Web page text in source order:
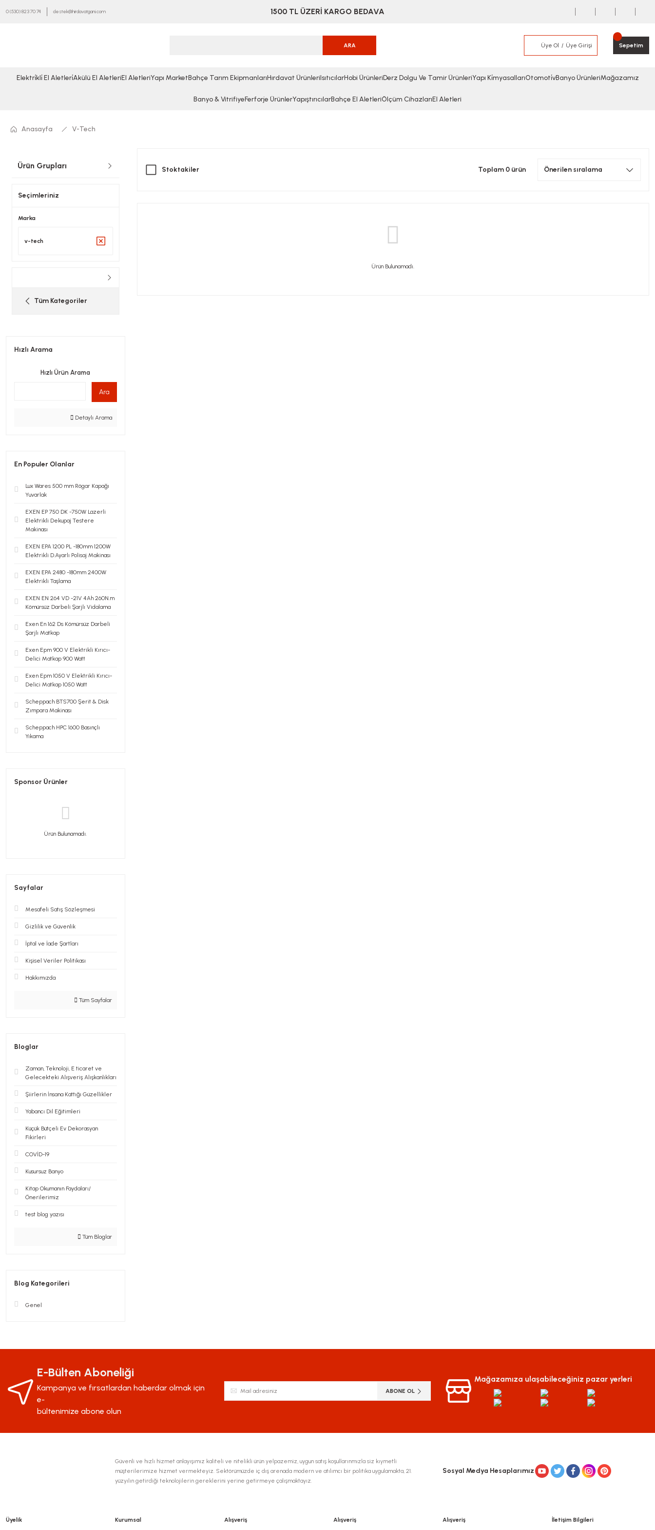
0 (530) 823 70 74 destek@hirdavatgani.com 1500 TL ÜZERİ KARGO BEDAVA
ARA Üye Ol Üye Girişi Sepetim
Elektri̇kli̇ El Aletleri̇Akülü El AletleriEl AletleriYapı MarketBahçe Tarım EkipmanlarıHırdavat ÜrünleriIsıtıcılarHobi ÜrünleriDerz Dolgu Ve Tamir ÜrünleriYapı Ki̇myasallarıOtomoti̇vBanyo ÜrünleriMağazamız
Banyo & VitrifiyeFerforje ÜrünlerYapıştırıcılarBahçe El AletleriÖlçüm CihazlarıEl Aletleri
Anasayfa V-Tech
Ürün Grupları
Seçimleriniz
Marka
v-tech
Tüm Kategoriler
Hızlı Arama
Hızlı Ürün Arama
Ara
Detaylı Arama
En Populer Olanlar
Lux Wares 500 mm Rögar Kapağı
Yuvarlak
EXEN EP 750 DK -750W Lazerli
Elektrikli Dekupaj Testere
Makinası
EXEN EPA 1200 PL -180mm 1200W
Elektrikli D.Ayarlı Polisaj Makinası
EXEN EPA 2480 -180mm 2400W
Elektrikli Taşlama
EXEN EN 264 VD -21V 4Ah 260N.m
Kömürsüz Darbeli Şarjlı Vidalama
Exen En 162 Ds Kömürsüz Darbeli
Şarjlı Matkap
Exen Epm 900 V Elektrikli Kırıcı-
Delici Matkap 900 Watt
Exen Epm 1050 V Elektrikli Kırıcı-
Delici Matkap 1050 Watt
Scheppach BTS700 Şerit & Disk
Zımpara Makinası
Scheppach HPC 1600 Basınçlı
Yıkama
Sponsor Ürünler
Ürün Bulunamadı.
Sayfalar
Mesafeli Satış Sözleşmesi
Gizlilik ve Güvenlik
İptal ve İade Şartları
Kişisel Veriler Politikası
Hakkımızda
Tüm Sayfalar
Bloglar
Zaman, Teknoloji, E ticaret ve
Gelecekteki Alışveriş Alışkanlıkları
Şiirlerin İnsana Kattığı Güzellikler
Yabancı Dil Eğitimleri
Küçük Bütçeli Ev Dekorasyan
Fikirleri
COVİD-19
Kusursuz Banyo
Kitap Okumanın Faydaları/
Önerilerimiz
test blog yazısı
Tüm Bloglar
Blog Kategorileri
Genel
Stoktakiler Toplam 0 ürün
Ürün Bulunamadı.
E-Bülten Aboneliği
Kampanya ve fırsatlardan haberdar olmak için
e-
bültenimize abone olun
ABONE OL
Mağazamıza ulaşabileceğiniz pazar yerleri
Güvenli ve hızlı hizmet anlayışımız kaliteli ve nitelikli ürün yelpazemiz, uygun satış koşullarınmızla siz kıymetli
müşterilerimize hizmet vermekteyiz. Sektörümüzde iç dış arenada modern ve atılımcı bir politika uygulamakta, 21.
yüzyılın getirdiği teknolojilerin gereklerini yerine getirmeye çalışmaktayız.
Sosyal Medya Hesaplarımız
Üyelik Kurumsal Alışveriş Alışveriş Alışveriş İletişim Bilgileri